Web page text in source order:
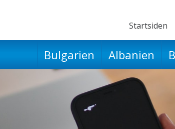
Startsiden
Bulgarien Albanien